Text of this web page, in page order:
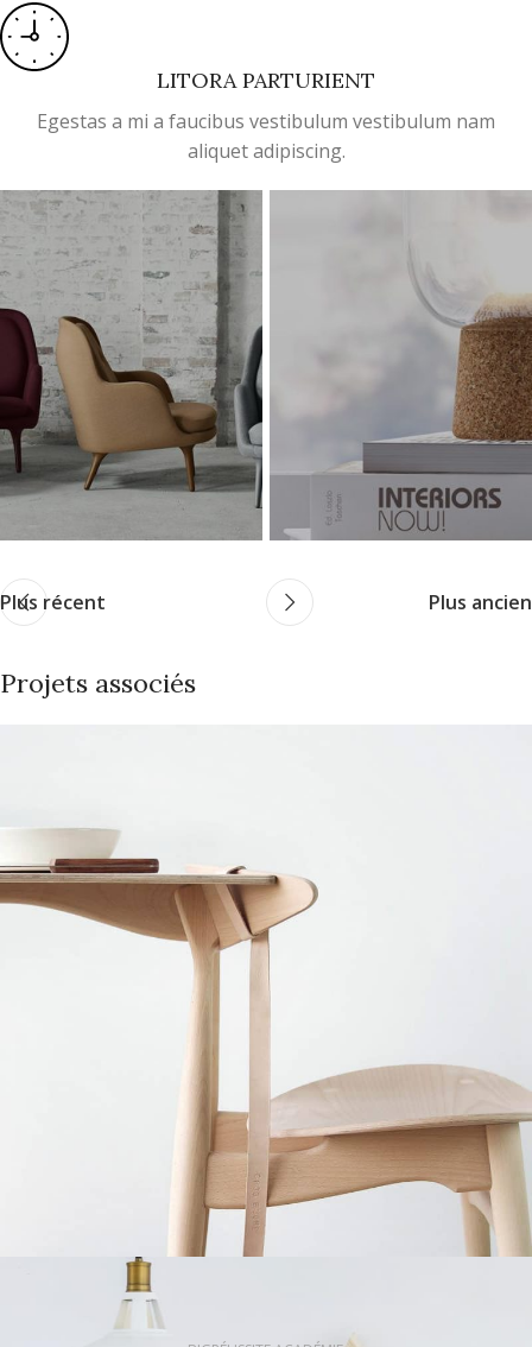
LITORA PARTURIENT
Egestas a mi a faucibus vestibulum vestibulum nam
aliquet adipiscing.
Plus récent Plus ancien
Projets associés
Furniture
A lacus bibendum pulvinar